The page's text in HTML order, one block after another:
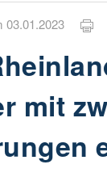
03.01.2023
mit